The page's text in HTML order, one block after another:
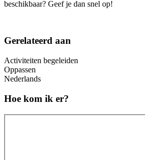
beschikbaar? Geef je dan snel op!
Gerelateerd aan
Activiteiten begeleiden
Oppassen
Nederlands
Hoe kom ik er?